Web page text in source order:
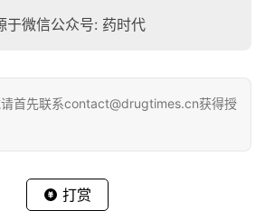
于微信公众号: 药时代
首先联系contact@drugtimes.cn获得授
打赏